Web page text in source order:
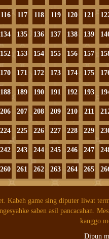
116 117 118 119 120 121
134 135 136 137 138 139
152 153 154 155 156 157
170 171 172 173 174 175
188 189 190 191 192 193
206 207 208 209 210 211
224 225 226 227 228 229
242 243 244 245 246 247
260 261 262 263 264 265
Kabeh game sing diputer liwat
saben asil pancacahan.
kanggo
Dipun